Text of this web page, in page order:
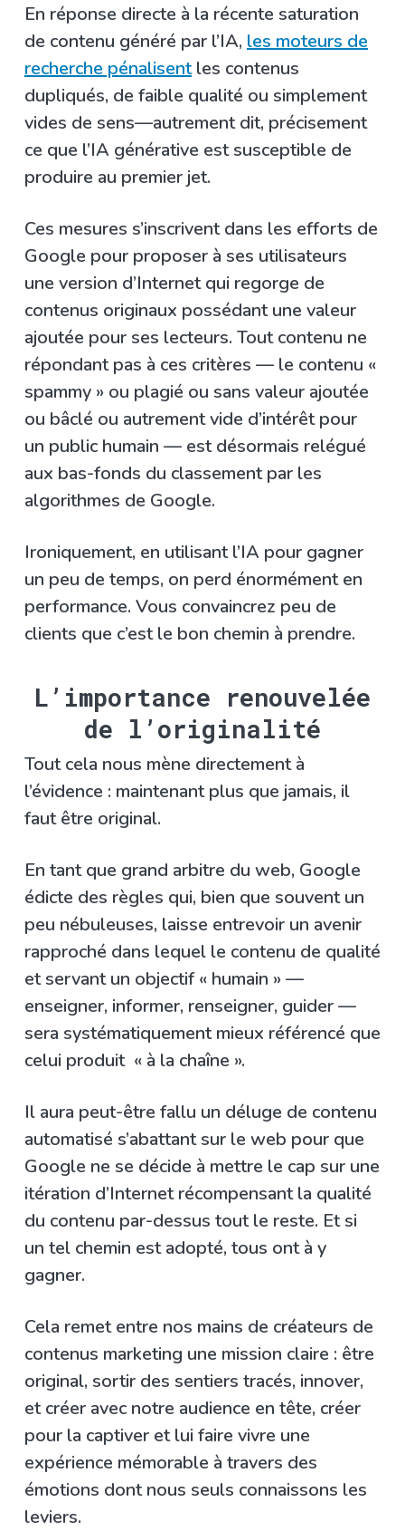
En réponse directe à la récente saturation
de contenu généré par l’IA, les moteurs de
recherche pénalisentles contenus
dupliqués, de faible qualité ou simplement
vides de sens—autrement dit, précisement
ce que l’IA générative est susceptible de
produire au premier jet.
Ces mesures s’inscrivent dans les efforts de
Google pour proposer à ses utilisateurs
une version d’Internet qui regorge de
contenus originaux possédant une valeur
ajoutée pour ses lecteurs. Tout contenu ne
répondant pas à ces critères — le contenu «
spammy » ou plagié ou sans valeur ajoutée
ou bâclé ou autrement vide d’intérêt pour
un public humain — est désormais relégué
aux bas-fonds du classement par les
algorithmes de Google.
Ironiquement, en utilisant l’IA pour gagner
un peu de temps, on perd énormément en
performance. Vous convaincrez peu de
clients que c’est le bon chemin à prendre.
L’importance renouvelée
de l’originalité
Tout cela nous mène directement à
l’évidence : maintenant plus que jamais, il
faut être original.
En tant que grand arbitre du web, Google
édicte des règles qui, bien que souvent un
peu nébuleuses, laisse entrevoir un avenir
rapproché dans lequel le contenu de qualité
et servant un objectif « humain » —
enseigner, informer, renseigner, guider —
sera systématiquement mieux référencé que
celui produit « à la chaîne ».
Il aura peut-être fallu un déluge de contenu
automatisé s’abattant sur le web pour que
Google ne se décide à mettre le cap sur une
itération d’Internet récompensant la qualité
du contenu par-dessus tout le reste. Et si
un tel chemin est adopté, tous ont à y
gagner.
Cela remet entre nos mains de créateurs de
contenus marketing une mission claire : être
original, sortir des sentiers tracés, innover,
et créer avec notre audience en tête, créer
pour la captiver et lui faire vivre une
expérience mémorable à travers des
émotions dont nous seuls connaissons les
leviers.